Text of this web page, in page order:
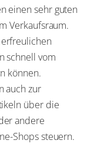
einen sehr guten
Verkaufsraum.
schnell vom
können.
auch zur
über die
andere
Shops steuern.